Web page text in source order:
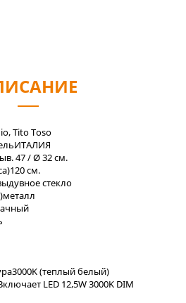
Tito Toso
ИТАЛИЯ
в. 47 / Ø 32 см.
120 см.
стекло
металл
3000K (теплый белый)
LED 12,5W 3000K DIM